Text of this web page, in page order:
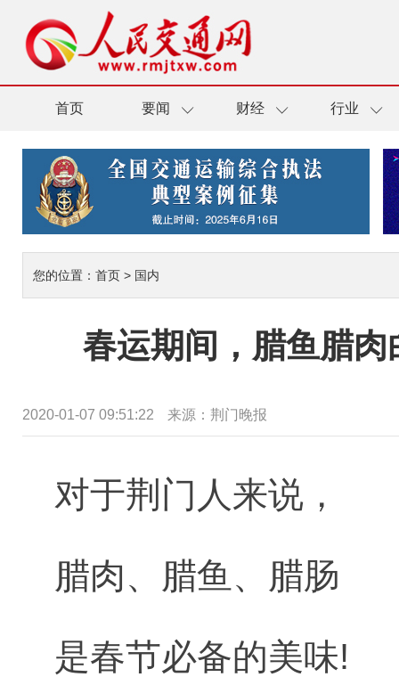
首页 要闻 财经 行业
您的位置： 首页 > 国内
春运期间，腊鱼腊
2020-01-07 09:51:22 来源：荆门晚报
对于荆门人来说，
腊肉、腊鱼、腊肠
是春节必备的美味!